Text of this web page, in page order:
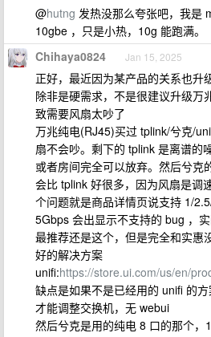
@hutng 发热没那么夸张吧，我是
10gbe ，只是小热，10g 能跑满。
Chihaya0824 Jan 15, 2025
正好，最近因为某产品的关系也升
除非是硬需求，不是很建议升级万
致需要风扇太吵了
万兆纯电(RJ45)买过 tplink/兮克/
扇不会吵。剩下的 tplink 是离谱的
或者房间完全可以放弃。然后兮克
会比 tplink 好很多，因为风扇是调
个问题就是商品详情页说支持 1/
5Gbps 会出显示不支持的 bug ，
最推荐还是这个，但是完全和实惠
好的解决方案
unifi:https://store.ui.com/us/en/
缺点是如果不是已经用的 unifi 的
才能调整交换机，无 webui
然后兮克是用的纯电 8 口的那个